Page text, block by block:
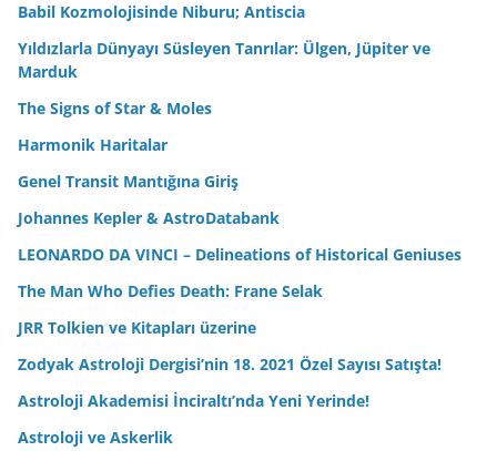
Babil Kozmolojisinde Niburu; Antiscia
Yıldızlarla Dünyayı Süsleyen Tanrılar: Ülgen, Jüpiter ve
Marduk
The Signs of Star & Moles
Harmonik Haritalar
Genel Transit Mantığına Giriş
Johannes Kepler & AstroDatabank
LEONARDO DA VINCI – Delineations of Historical Geniuses
The Man Who Defies Death: Frane Selak
JRR Tolkien ve Kitapları üzerine
Zodyak Astroloji Dergisi’nin 18. 2021 Özel Sayısı Satışta!
Astroloji Akademisi İnciraltı’nda Yeni Yerinde!
Astroloji ve Askerlik